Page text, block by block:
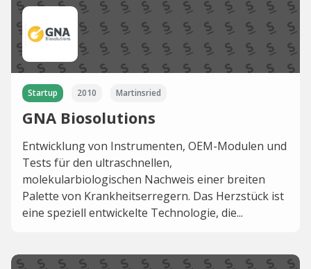
Startup 2010 Martinsried
GNA Biosolutions
Entwicklung von Instrumenten, OEM-Modulen und
Tests für den ultraschnellen,
molekularbiologischen Nachweis einer breiten
Palette von Krankheitserregern. Das Herzstück ist
eine speziell entwickelte Technologie, die...